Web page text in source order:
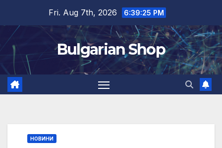
content
Fri. Aug 7th, 2026 6:39:25 PM
Bulgarian Shop
НОВИНИ